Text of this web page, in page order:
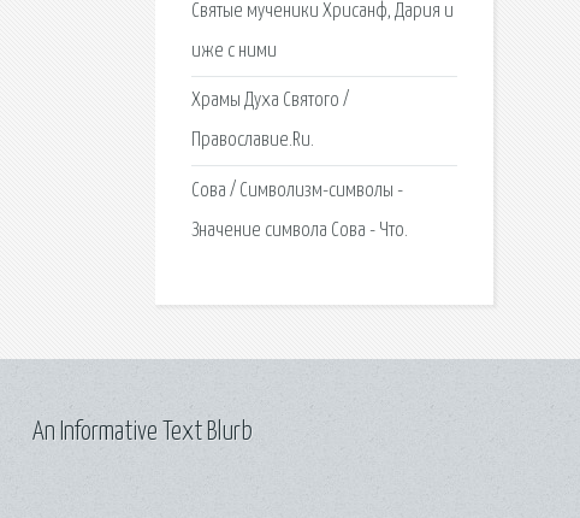
Святые мученики Хрисанф, Дария и
иже с ними
Храмы Духа Святого /
Православие.Ru.
Сова / Символизм-символы -
Значение символа Сова - Что.
An Informative Text Blurb